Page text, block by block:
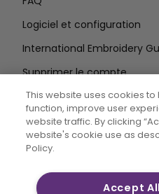
Logiciel et configuration
International Embroidery
Supprimer le compte
l'adresse e-mail
This website uses cookies
function, improve user
website traffic. By clicking
website's cookie use as
Policy.
Accept